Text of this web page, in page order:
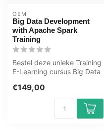
OEM
Big Data Development
with Apache Spark
Training
Bestel deze unieke Training
E-Learning cursus Big Data
S...
€149,00